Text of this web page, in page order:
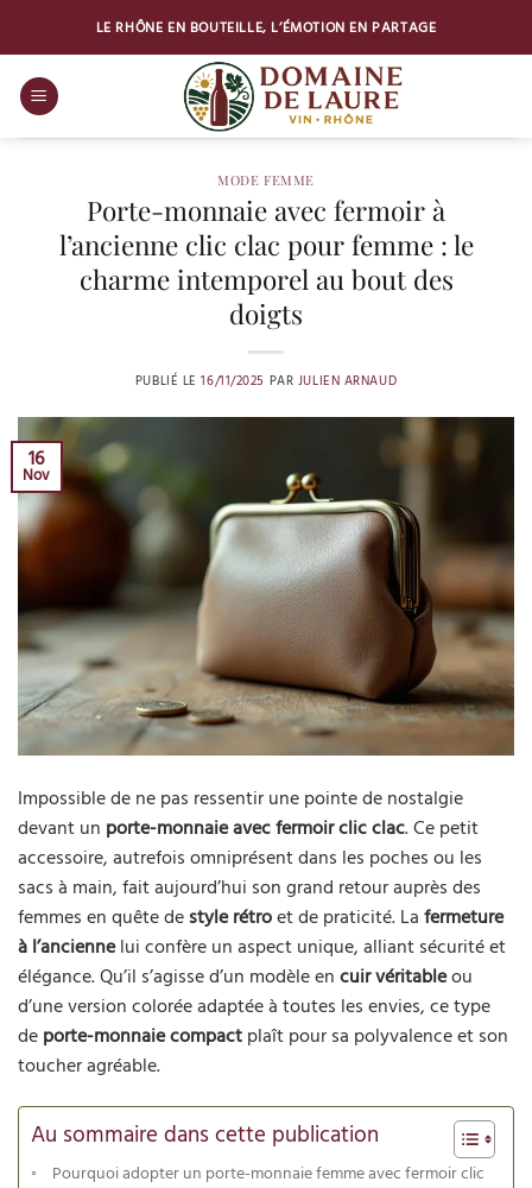
contenu
LE RHÔNE EN BOUTEILLE, L’ÉMOTION EN PARTAGE
MODE FEMME
Porte-monnaie avec fermoir à
l’ancienne clic clac pour femme : le
charme intemporel au bout des
doigts
PUBLIÉ LE16/11/2025 PAR JULIEN ARNAUD
16
Nov
Impossible de ne pas ressentir une pointe de nostalgie
devant un porte-monnaie avec fermoir clic clac. Ce petit
accessoire, autrefois omniprésent dans les poches ou les
sacs à main, fait aujourd’hui son grand retour auprès des
femmes en quête de style rétroet de praticité. La fermeture
à l’anciennelui confère un aspect unique, alliant sécurité et
élégance. Qu’il s’agisse d’un modèle en cuir véritableou
d’une version colorée adaptée à toutes les envies, ce type
de porte-monnaie compact plaît pour sa polyvalence et son
toucher agréable.
Au sommaire dans cette publication
Pourquoi adopter un porte-monnaie femme avec fermoir clic